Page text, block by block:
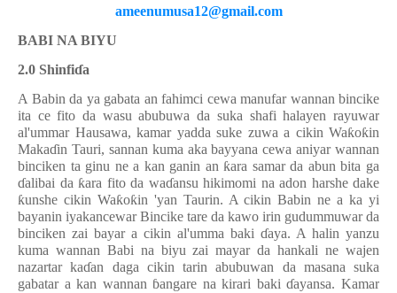
ameenumusa12@gmail.com
BABI NA BIYU
2.0 Shinfiɗa
A Babin da ya gabata an fahimci cewa manufar wannan bincike
ita ce fito da wasu abubuwa da suka shafi halayen rayuwar
al'ummar Hausawa, kamar yadda suke zuwa a cikin Waƙoƙin
Makaɗin Tauri, sannan kuma aka bayyana cewa aniyar wannan
binciken ta ginu ne a kan ganin an ƙara samar da abun bita ga
ɗalibai da ƙara fito da waɗansu hikimomi na adon harshe dake
ƙunshe cikin Waƙoƙin 'yan Taurin. A cikin Babin ne a ka yi
bayanin iyakancewar Bincike tare da kawo irin gudummuwar da
binciken zai bayar a cikin al'umma baki ɗaya. A halin yanzu
kuma wannan Babi na biyu zai mayar da hankali ne wajen
nazartar kaɗan daga cikin tarin abubuwan da masana suka
gabatar a kan wannan ɓangare na kirari bakiɗayansa. Kamar